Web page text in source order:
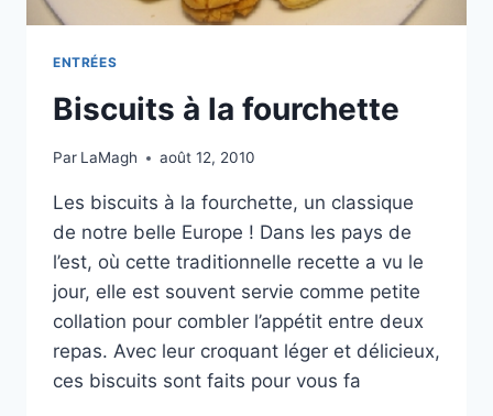
ENTRÉES
Biscuits à la fourchette
Par LaMagh août 12, 2010
Les biscuits à la fourchette, un classique
de notre belle Europe ! Dans les pays de
l’est, où cette traditionnelle recette a vu le
jour, elle est souvent servie comme petite
collation pour combler l’appétit entre deux
repas. Avec leur croquant léger et délicieux,
ces biscuits sont faits pour vous fa